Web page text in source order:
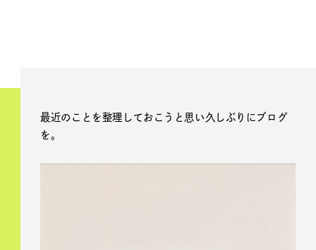
最近のことを整理しておこうと思い久しぶりにブログ
を。